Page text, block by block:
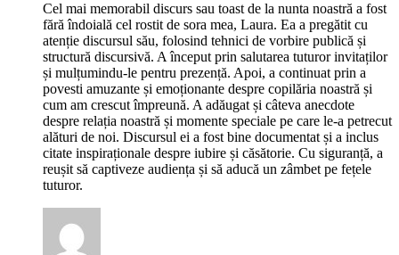
Cel mai memorabil discurs sau toast de la nunta noastră a fost
fără îndoială cel rostit de sora mea, Laura. Ea a pregătit cu
atenție discursul său, folosind tehnici de vorbire publică și
structură discursivă. A început prin salutarea tuturor invitaților
și mulțumindu-le pentru prezență. Apoi, a continuat prin a
povesti amuzante și emoționante despre copilăria noastră și
cum am crescut împreună. A adăugat și câteva anecdote
despre relația noastră și momente speciale pe care le-a petrecut
alături de noi. Discursul ei a fost bine documentat și a inclus
citate inspiraționale despre iubire și căsătorie. Cu siguranță, a
reușit să captiveze audiența și să aducă un zâmbet pe fețele
tuturor.